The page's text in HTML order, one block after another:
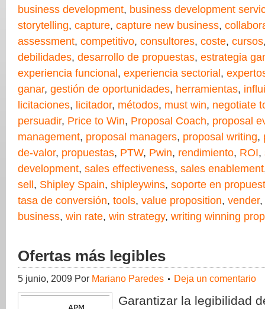
business development, business development
storytelling, capture, capture new business,
assessment, competitivo, consultores, coste, cursos
debilidades, desarrollo de propuestas, estrategia
experiencia funcional , experiencia sectorial ,
ganar, gestión de oportunidades, herramientas,
licitaciones, licitador, métodos, must win, negotiate
persuadir, Price to Win, Proposal Coach, proposal
management, proposal managers, proposal writing,
de-valor, propuestas, PTW, Pwin, rendimiento, ROI,
development, sales effectiveness, sales enablement
sell , Shipley Spain, shipleywins, soporte en
tasa de conversión, tools, value proposition, vender,
business, win rate, win strategy, writing winning
Ofertas más legibles
5 junio, 2009 Por Mariano Paredes Deja un comentario
Garantizar la legibilidad